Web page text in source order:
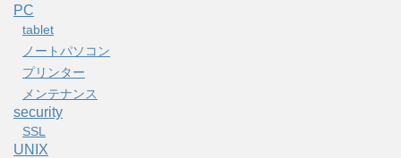
PC
tablet
ノートパソコン
プリンター
メンテナンス
security
SSL
UNIX